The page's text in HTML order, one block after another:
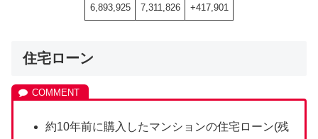
6,893,925 7,311,826 +417,901
住宅ローン
約10年前に購入したマンションの住宅ローン(残